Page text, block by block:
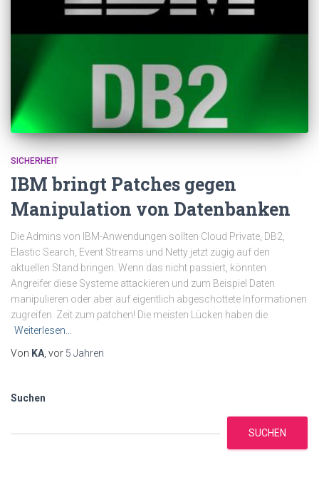
SICHERHEIT
IBM bringt Patches gegen
Manipulation von Datenbanken
Die Admins von IBM-Anwendungen sollten Cloud Private, DB2,
Elastic Search, Event Streams und Netty jetzt zügig auf den
aktuellen Stand bringen. Wenn das nicht passiert, könnten
Angreifer diese Systeme attackieren und zum Beispiel Daten
manipulieren oder aber auf eigentlich abgeschottete Informationen
zugreifen. Zeit zum patchen! Die meisten Lücken haben die
Weiterlesen…
Von KA , vor 5 Jahren
Suchen
SUCHEN